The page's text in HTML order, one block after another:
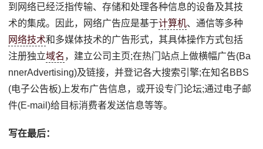
到网络已经泛指传输、存储和处理各种信息的设备及其技
术的集成。因此，网络广告应是基于计算机、通信等多种
网络技术和多媒体技术的广告形式，其具体操作方式包括
注册独立域名 ，建立公司主页;在热门站点上做横幅广告(Ba
nnerAdvertising)及链接，并登记各大搜索引擎;在知名BBS
(电子公告板)上发布广告信息，或开设专门论坛;通过电子邮
件(E-mail)给目标消费者发送信息等等。
写在最后：